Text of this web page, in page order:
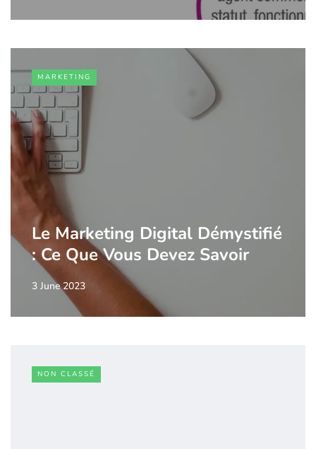
MARKETING
Le Marketing Digital Démystifié
: Ce Que Vous Devez Savoir
3 June 2023
NON CLASSÉ